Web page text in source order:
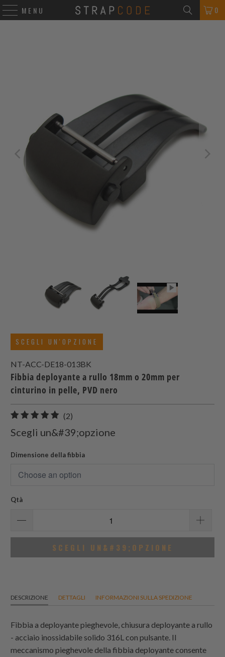
MENU 0
SCEGLI UN'OPZIONE
NT-ACC-DE18-013BK
Fibbia deployante a rullo 18mm o 20mm per
cinturino in pelle, PVD nero
(2)
recensioni
totali
Scegli un&#39;opzione
Dimensione della fibbia
Qtà
SCEGLI UN&#39;OPZIONE
DESCRIZIONE DETTAGLI INFORMAZIONI SULLA SPEDIZIONE
Fibbia a deployante pieghevole, chiusura deployante a rullo
- acciaio inossidabile solido 316L con pulsante. Il
meccanismo pieghevole della fibbia deployante consente